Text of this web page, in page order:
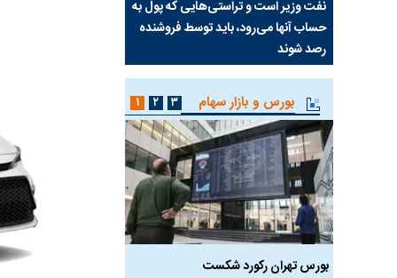
نفت وزیر است و تراستی‌هایی که پول به
حساب آنها می‌رود، باید توسط فروشنده
رصد شوند
بورس و بازار سهام
بورس تهران رکورد شکست سیگنال مثبت
۱ ۲ ۳